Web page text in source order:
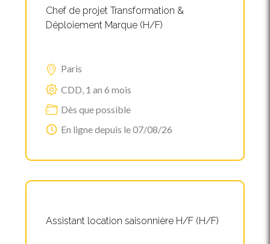
Chef de projet Transformation &
Déploiement Marque (H/F)
Paris
CDD, 1 an 6 mois
Dès que possible
En ligne depuis le 07/08/26
Assistant location saisonnière H/F (H/F)